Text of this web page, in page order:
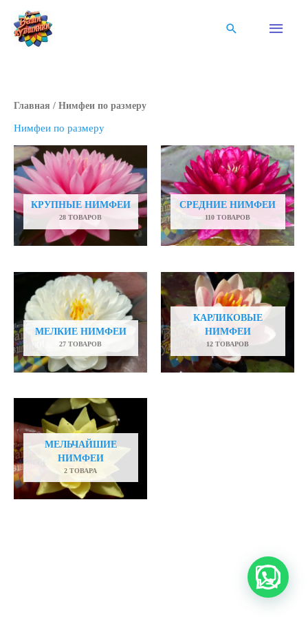
содержимому
Поиск
Главная / Нимфеи по размеру
Нимфеи по размеру
КРУПНЫЕ НИМФЕИ
28 ТОВАРОВ
СРЕДНИЕ НИМФЕИ
110 ТОВАРОВ
МЕЛКИЕ НИМФЕИ
27 ТОВАРОВ
КАРЛИКОВЫЕ
НИМФЕИ
12 ТОВАРОВ
МЕЛЬЧАЙШИЕ
НИМФЕИ
2 ТОВАРА